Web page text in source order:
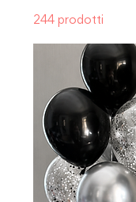
244 prodotti